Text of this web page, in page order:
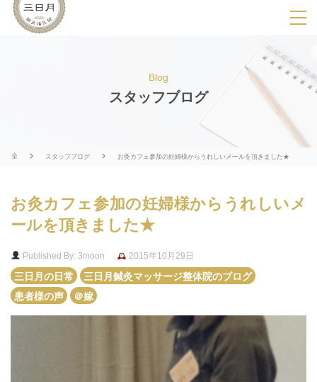
SPメニ
ー
展
用
ボ
Blog
スタッフブログ
スタッフブログ お灸カフェ参加の妊婦様からうれしいメールを頂きました★
お灸カフェ参加の妊婦様からうれしいメ
ールを頂きました★
Published By: 3moon
2015年10月29日
三日月の日常
三日月鍼灸マッサージ整体院のブログ
患者様の声
＠嫁